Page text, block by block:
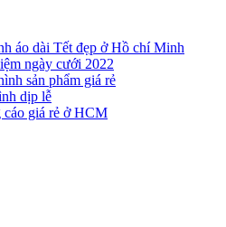
áo dài Tết đẹp ở Hồ chí Minh
ngày cưới 2022
sản phẩm giá rẻ
dịp lễ
cáo giá rẻ ở HCM